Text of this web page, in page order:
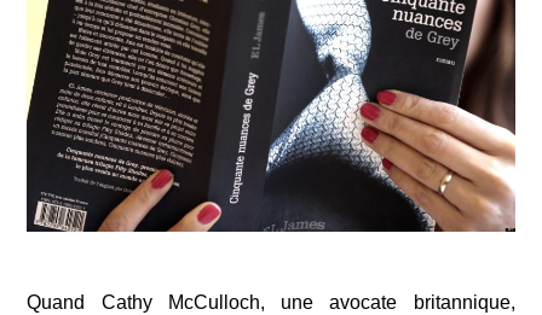
Quand Cathy McCulloch, une avocate britannique,